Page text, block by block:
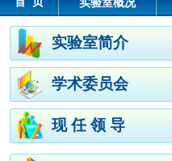
实验室简介
学术委员会
现 任 领 导